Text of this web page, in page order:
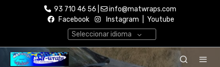
93 710 46 56 |
info@matwraps.com
Facebook
Instagram
Youtube
Seleccionar idioma